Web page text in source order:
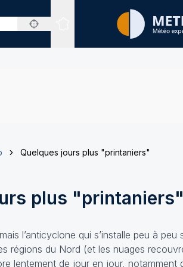
Sites expertisés
Quelques jours plus "printaniers"
plus "printaniers"
l’anticyclone qui s’installe peu à
régions du Nord (et les nuages
lentement de jour en jour,